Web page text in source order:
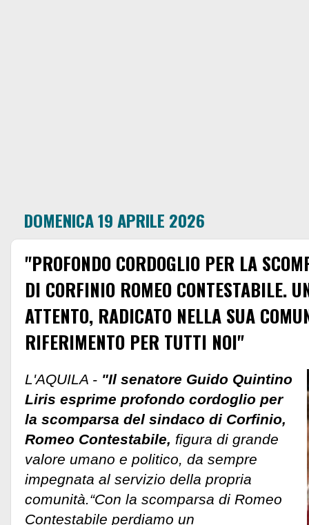
DOMENICA 19 APRILE 2026
"PROFONDO CORDOGLIO PER LA
DI CORFINIO ROMEO CONTESTABILE.
ATTENTO, RADICATO NELLA SUA
RIFERIMENTO PER TUTTI NOI"
L'AQUILA - "Il senatore Guido Quintino
Liris esprime profondo cordoglio per
la scomparsa del sindaco di Corfinio,
Romeo Contestabile, figura di grande
valore umano e politico, da sempre
impegnata al servizio della propria
comunità.“Con la scomparsa di Romeo
Contestabile perdiamo un